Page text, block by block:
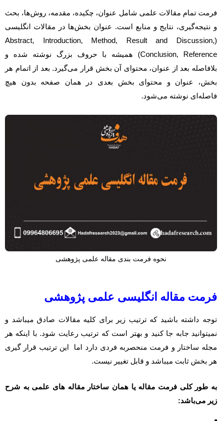
فرمت تمام مقالات علمی شامل عنوان، چکیده، مقدمه، روش‌ها، بحث
و نتیجه‌گیری، نتایج و منابع است. عنوان بخش‌‌ها در مقالات انگلیسی
(Abstract, Introduction, Method, Result and Discussion,
Conclusion, Reference) همیشه با حروف بزرگ نوشته شده و
بلافاصله بعد از عنوان، محتوای آن بخش قرار می‌گیرد. بعد از اتمام هر
بخش، عنوان و محتوای بخش بعدی در همان صفحه بدون هیچ
فاصله‌ای نوشته می‌شود.
نحوه فرمت بندی مقاله علمی پژوهشی
فرمت مقاله انگلیسی علمی پژوهشی
توجه داشته باشید که ترتیب زیر برای کلیه مقالات صادق میباشد و
نمیتوانید جابه جا کنید و بهتر است که ترتیب رعایت شود. با اینکه هر
مجله ساختار و فرمت منحصربه فردی دارد اما این ترتیب قرار گیری
هر بخش ثابت میباشد و قابل تغییر نیست.
به طور کلی فرمت مقاله یا همان ساختار مقاله های علمی به شرح
زیر می‌باشد: